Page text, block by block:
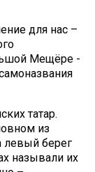
для нас –
Мещёре -
татар.
из
левый берег
называли их